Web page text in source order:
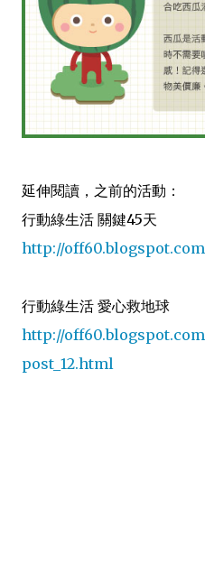
延伸閱讀 ， 之前的活動：
行動綠生活 關鍵45天
http://
行動綠生活 愛心救地球
http://
post_12.html